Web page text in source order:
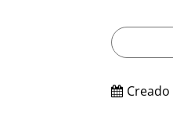
Creado